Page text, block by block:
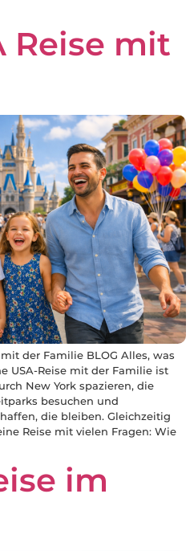
Reise mit
der Familie BLOG Alles, was
USA-Reise mit der Familie ist
New York spazieren, die
besuchen und
die bleiben. Gleichzeitig
Reise mit vielen Fragen: Wie
im